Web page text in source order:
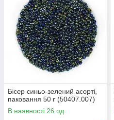
Бісер синьо-зелений асорті,
паковання 50 г (50407.007)
В наявності 26 од.